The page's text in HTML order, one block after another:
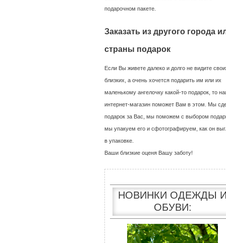
подарочном пакете.
Заказать из другого города
страны подарок
Если Вы живете далеко и долго не видите
близких, а очень хочется подарить им или их
маленькому ангелочку какой-то подарок, то
интернет-магазин поможет Вам в этом. Мы
подарок за Вас, мы поможем с выбором
мы упакуем его и сфотографируем, как он
в упаковке.
Ваши близкие оценя Вашу заботу!
НОВИНКИ ОДЕЖДЫ И
ОБУВИ: